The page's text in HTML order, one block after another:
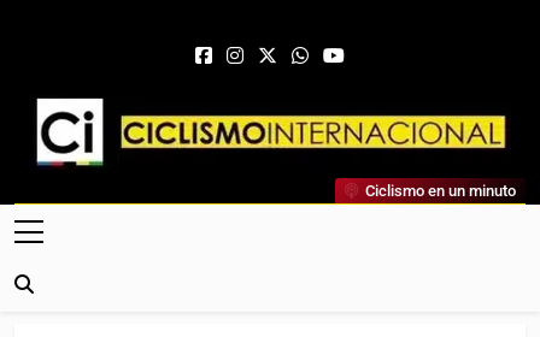
Ciclismo Internacional
Web Dedicada Al Ciclismo Mundial. Entrevistas, Análisis,
Crónicas, Previas Y Más. La Web Ciclista De Referencia.
Ciclismo en un minuto